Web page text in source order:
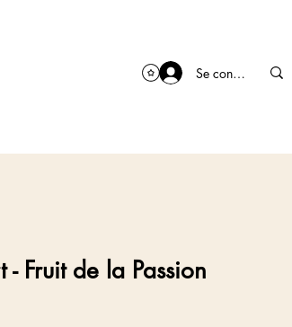
Se connecter
- Fruit de la Passion